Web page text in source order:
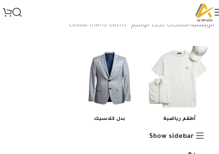
الرئيسية منتجات تحت الوسم “casual mens outfit”
أطقم رياضية بدل كلاسيك
Show sidebar